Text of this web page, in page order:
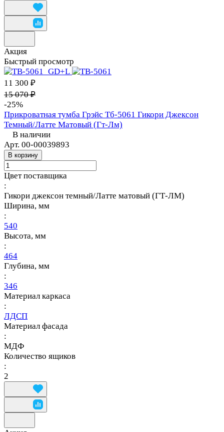
Акция
Быстрый просмотр
11 300 ₽
15 070 ₽
-25%
Прикроватная тумба Грэйс Тб-5061 Гикори Джексон
Темный/Латте Матовый (Гт-Лм)
В наличии
Арт. 00-00039893
В корзину
Цвет поставщика
:
Гикори джексон темный/Латте матовый (ГТ-ЛМ)
Ширина, мм
:
540
Высота, мм
:
464
Глубина, мм
:
346
Материал каркаса
:
ЛДСП
Материал фасада
:
МДФ
Количество ящиков
:
2